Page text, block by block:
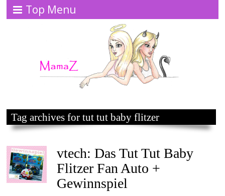
Top Menu
Tag archives for tut tut baby flitzer
vtech: Das Tut Tut Baby
Flitzer Fan Auto +
Gewinnspiel